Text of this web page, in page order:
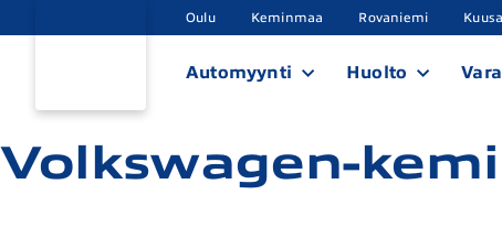
Oulu Keminmaa Rovaniemi
Automyynti Huolto
Volkswagen-